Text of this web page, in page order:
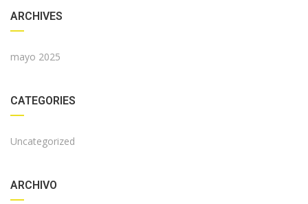
ARCHIVES
mayo 2025
CATEGORIES
Uncategorized
ARCHIVO